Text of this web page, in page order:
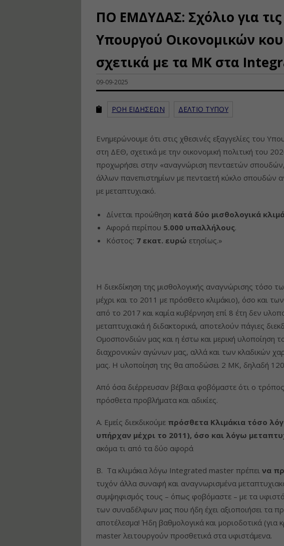
ΠΟ ΕΜΔΥΔΑΣ: Σχόλιο για
Υπουργού Οικονομικών
σχετικά με τα ΜΚ στα
09-09-2025
ΡΟΗ ΕΙΔΗΣΕΩΝ ΔΕΛΤΙΟ ΤΥΠΟΥ
Ενημερώνουμε ότι στις χθεσινές εξαγγελίες του
στη ΔΕΘ, σχετικά με την οικονομική πολιτική του
προχωρήσει στην «αναγνώριση πενταετών
άλλων πανεπιστημίων με πενταετή κύκλο σπουδών
με μεταπτυχιακό.
Δίνεται προώθηση κατά δύο μισθολογικά
Αφορά περίπου 5.000 υπαλλήλους.
Κόστος: 7 εκατ. ευρώ ετησίως.»
Η διεκδίκηση της μισθολογικής αναγνώρισης τόσο
μέχρι και το 2011 με πρόσθετο κλιμάκιο), όσο και
από το 2017 και καμία κυβέρνηση επί 8 έτη δεν
μεταπτυχιακά ή διδακτορικά, αποτελούν πάγιες
Ομοσπονδιών μας και η έστω και μερική υλοποίηση
διαχρονικών αγώνων μας, αλλά και των κλαδικών
μας. Η υλοποίηση της θα αποδώσει 2 ΜΚ, δηλαδή
Από όσα διέρρευσαν βέβαια φοβόμαστε ότι ο
πρόσθετα προβλήματα και αδικίες.
Α. Εμείς διεκδικούμε πρόσθετα Κλιμάκια τόσο
υπήρχαν μέχρι το 2011), όσο και λόγω
ακόμα τι από τα δύο αφορά
Β. Τα κλιμάκια λόγω Integrated master πρέπει να
τυχόν άλλα συναφή και αναγνωρισμένα
συμψηφισμός τους – όπως φοβόμαστε – με τα
των συναδέλφων μας που ήδη έχει αξιοποιήσει τα
αποτέλεσμα! Ήδη βαθμολογικά και μοριοδοτικά (για
master λειτουργούν προσθετικά στα υφιστάμενα.